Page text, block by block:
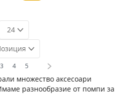
24
четете страница
Страница
3 Страница
4 Страница
5
множество аксесоари
разнообразие от помпи за